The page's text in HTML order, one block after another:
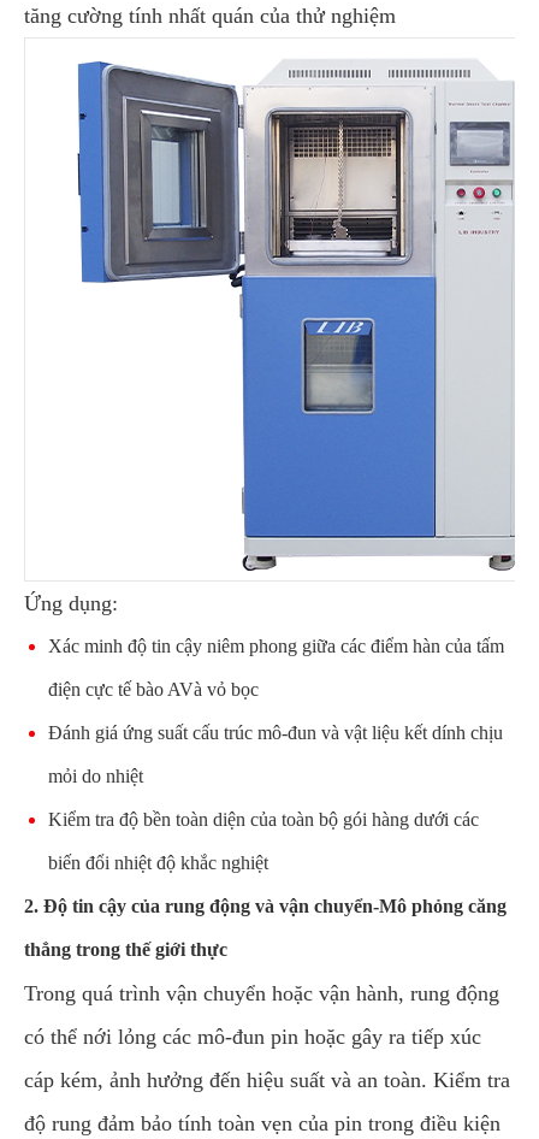
tăng cường tính nhất quán của thử nghiệm
Ứng dụng:
Xác minh độ tin cậy niêm phong giữa các điểm hàn của tấm
điện cực tế bào AVà vỏ bọc
Đánh giá ứng suất cấu trúc mô-đun và vật liệu kết dính chịu
mỏi do nhiệt
Kiểm tra độ bền toàn diện của toàn bộ gói hàng dưới các
biến đổi nhiệt độ khắc nghiệt
2. Độ tin cậy của rung động và vận chuyển-Mô phỏng căng
thẳng trong thế giới thực
Trong quá trình vận chuyển hoặc vận hành, rung động
có thể nới lỏng các mô-đun pin hoặc gây ra tiếp xúc
cáp kém, ảnh hưởng đến hiệu suất và an toàn. Kiểm tra
độ rung đảm bảo tính toàn vẹn của pin trong điều kiện